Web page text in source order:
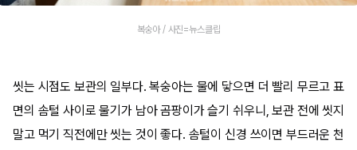
복숭아 / 사진=뉴스클립
씻는 시점도 보관의 일부다. 복숭아는 물에 닿으면 더 빨리 무르고 표
면의 솜털 사이로 물기가 남아 곰팡이가 슬기 쉬우니, 보관 전에 씻지
말고 먹기 직전에만 씻는 것이 좋다. 솜털이 신경 쓰이면 부드러운 천